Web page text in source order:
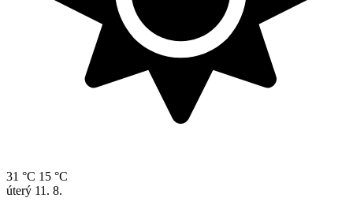
31 °C 15 °C
úterý 11. 8.